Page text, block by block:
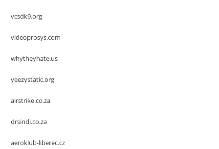
vcsdk9.org
videoprosys.com
whytheyhate.us
yeezystatic.org
airstrike.co.za
drsindi.co.za
aeroklub-liberec.cz